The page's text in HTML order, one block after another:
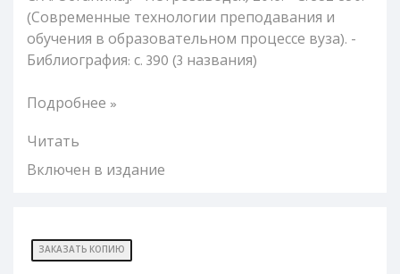
(Современные технологии преподавания и
обучения в образовательном процессе вуза). -
Библиография: с. 390 (3 названия)
Подробнее »
Читать
Включен в издание
ЗАКАЗАТЬ КОПИЮ